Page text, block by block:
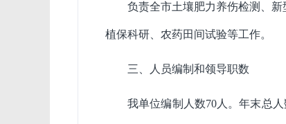
负责全市土壤肥力养伤检测、
植保科研、农药田间试验等工作。
三、人员编制和领导职数
我单位编制人数70人。年末总